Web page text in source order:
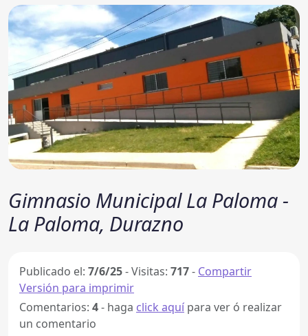
Gimnasio Municipal La Paloma -
La Paloma, Durazno
Publicado el: 7/6/25-Visitas: 717- Compartir
Versión para imprimir
Comentarios: 4- haga click aquí para ver ó realizar
un comentario